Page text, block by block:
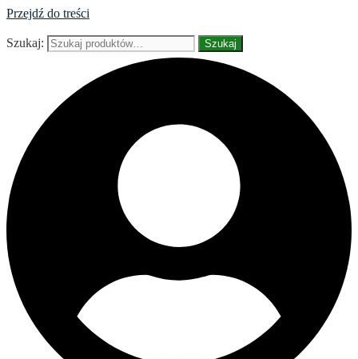
Przejdź do treści
Szukaj: Szukaj